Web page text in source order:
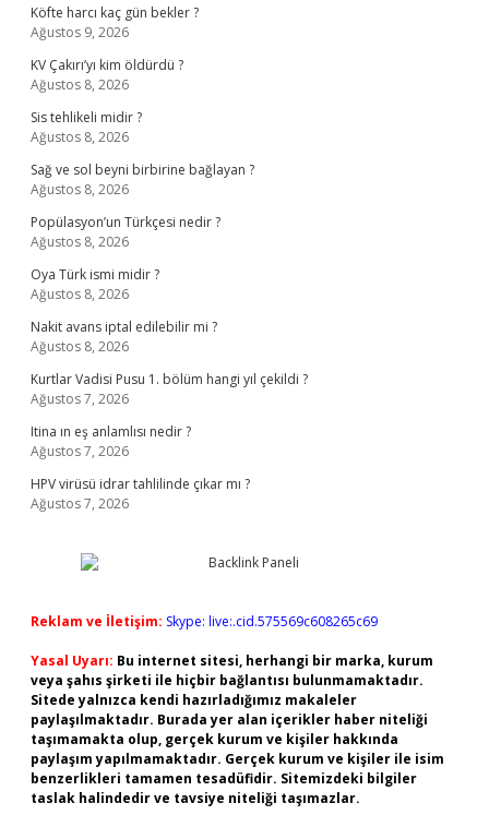
Köfte harcı kaç gün bekler ?
Ağustos 9, 2026
KV Çakırı’yı kim öldürdü ?
Ağustos 8, 2026
Sis tehlikeli midir ?
Ağustos 8, 2026
Sağ ve sol beyni birbirine bağlayan ?
Ağustos 8, 2026
Popülasyon’un Türkçesi nedir ?
Ağustos 8, 2026
Oya Türk ismi midir ?
Ağustos 8, 2026
Nakit avans iptal edilebilir mi ?
Ağustos 8, 2026
Kurtlar Vadisi Pusu 1. bölüm hangi yıl çekildi ?
Ağustos 7, 2026
Itina ın eş anlamlısı nedir ?
Ağustos 7, 2026
HPV virüsü idrar tahlilinde çıkar mı ?
Ağustos 7, 2026
Reklam ve İletişim: Skype: live:.cid.575569c608265c69
Yasal Uyarı: Bu internet sitesi, herhangi bir marka, kurum
veya şahıs şirketi ile hiçbir bağlantısı bulunmamaktadır.
Sitede yalnızca kendi hazırladığımız makaleler
paylaşılmaktadır. Burada yer alan içerikler haber niteliği
taşımamakta olup, gerçek kurum ve kişiler hakkında
paylaşım yapılmamaktadır. Gerçek kurum ve kişiler ile isim
benzerlikleri tamamen tesadüfidir. Sitemizdeki bilgiler
taslak halindedir ve tavsiye niteliği taşımazlar.